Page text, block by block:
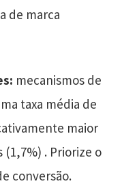
de marca
mecanismos de
taxa média de
maior
. Priorize o
conversão.